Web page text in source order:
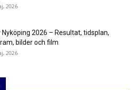
2026
Nyköping 2026 – Resultat, tidsplan,
bilder och film
2026